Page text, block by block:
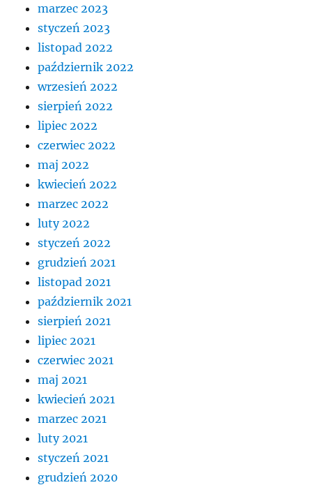
marzec 2023
styczeń 2023
listopad 2022
październik 2022
wrzesień 2022
sierpień 2022
lipiec 2022
czerwiec 2022
maj 2022
kwiecień 2022
marzec 2022
luty 2022
styczeń 2022
grudzień 2021
listopad 2021
październik 2021
sierpień 2021
lipiec 2021
czerwiec 2021
maj 2021
kwiecień 2021
marzec 2021
luty 2021
styczeń 2021
grudzień 2020